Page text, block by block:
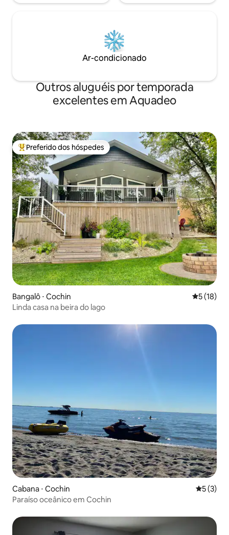
Ar-condicionado
Outros aluguéis por temporada
excelentes em Aquadeo
Entre os melhores preferidos dos hóspedes
Preferido dos hóspedes
Bangalô ⋅ Cochin 5 de uma
5 (18)
Linda casa na beira do lago
Cabana ⋅ Cochin 5 de
5 (3)
Paraíso oceânico em Cochin